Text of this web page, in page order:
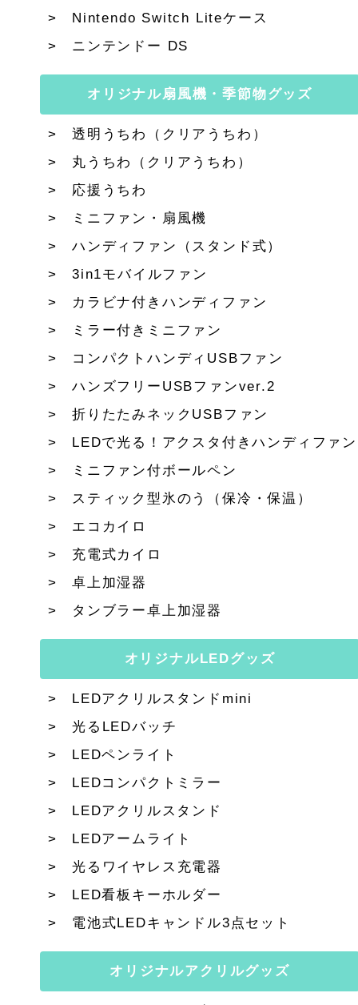
Nintendo Switch Liteケース
ニンテンドー DS
オリジナル扇風機・季節物グッズ
透明うちわ（クリアうちわ）
丸うちわ（クリアうちわ）
応援うちわ
ミニファン・扇風機
ハンディファン（スタンド式）
3in1モバイルファン
カラビナ付きハンディファン
ミラー付きミニファン
コンパクトハンディUSBファン
ハンズフリーUSBファンver.2
折りたたみネックUSBファン
LEDで光る！アクスタ付きハンディファン
ミニファン付ボールペン
スティック型氷のう（保冷・保温）
エコカイロ
充電式カイロ
卓上加湿器
タンブラー卓上加湿器
オリジナルLEDグッズ
LEDアクリルスタンドmini
光るLEDバッチ
LEDペンライト
LEDコンパクトミラー
LEDアクリルスタンド
LEDアームライト
光るワイヤレス充電器
LED看板キーホルダー
電池式LEDキャンドル3点セット
オリジナルアクリルグッズ